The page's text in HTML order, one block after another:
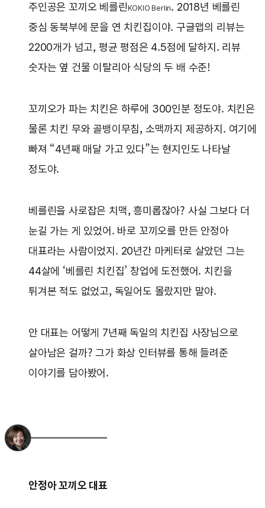
주인공은 꼬끼오 베를린KOKIO Berlin. 2018년 베를린
중심 동북부에 문을 연 치킨집이야. 구글맵의 리뷰는
2200개가 넘고, 평균 평점은 4.5점에 달하지. 리뷰
숫자는 옆 건물 이탈리아 식당의 두 배 수준!
꼬끼오가 파는 치킨은 하루에 300인분 정도야. 치킨은
물론 치킨 무와 골뱅이무침, 소맥까지 제공하지. 여기에
빠져 “4년째 매달 가고 있다”는 현지인도 나타날
정도야.
베를린을 사로잡은 치맥, 흥미롭잖아? 사실 그보다 더
눈길 가는 게 있었어. 바로 꼬끼오를 만든 안정아
대표라는 사람이었지. 20년간 마케터로 살았던 그는
44살에 ‘베를린 치킨집’ 창업에 도전했어. 치킨을
튀겨본 적도 없었고, 독일어도 몰랐지만 말야.
안 대표는 어떻게 7년째 독일의 치킨집 사장님으로
살아남은 걸까? 그가 화상 인터뷰를 통해 들려준
이야기를 담아봤어.
안정아 꼬끼오 대표